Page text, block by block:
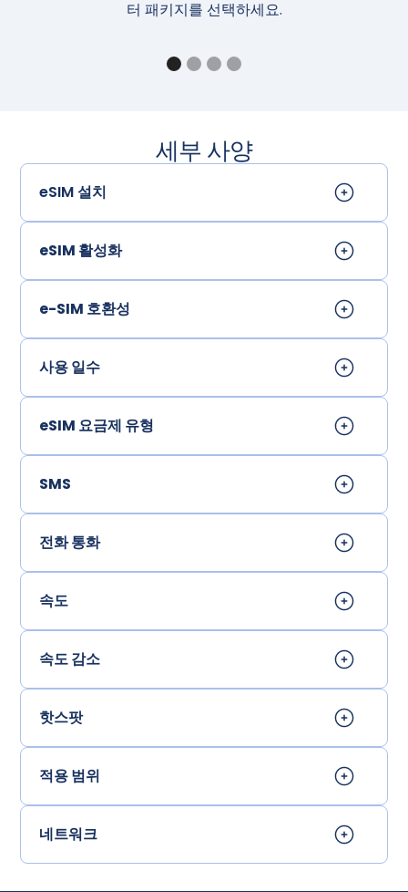
터 패키지를 선택하세요.
세부 사양
eSIM 설치
eSIM 활성화
e-SIM 호환성
사용 일수
eSIM 요금제 유형
SMS
전화 통화
속도
속도 감소
핫스팟
적용 범위
네트워크